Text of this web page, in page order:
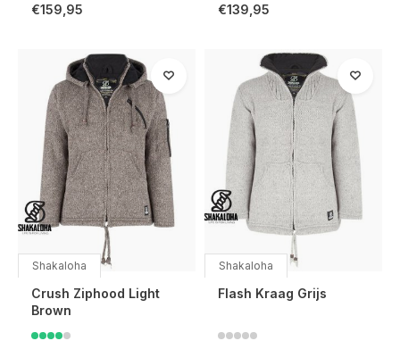
€159,95 €139,95
Shakaloha
Crush Ziphood Light
Brown
Shakaloha
Flash Kraag Grijs